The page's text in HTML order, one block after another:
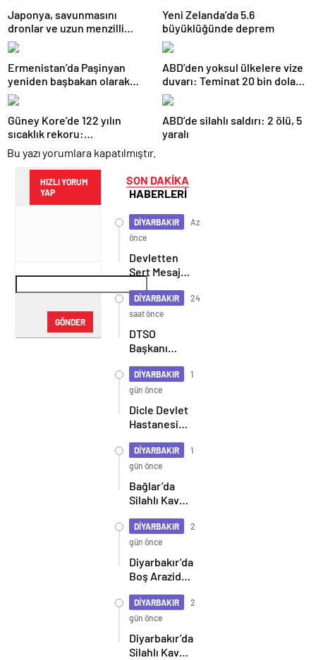
Japonya, savunmasını
dronlar ve uzun menzilli
füzelerle güncelleyeceğini
açıkladı
Yeni Zelanda’da 5.6
büyüklüğünde deprem
Ermenistan’da Paşinyan
yeniden başbakan olarak
atandı
ABD’den yoksul ülkelere vize
duvarı: Teminat 20 bin dolara
çıkarıldı
Güney Kore’de 122 yılın
sıcaklık rekoru:
Termometreler 38,8 dereceyi
gösterdi
ABD’de silahlı saldırı: 2 ölü, 5
yaralı
Bu yazı yorumlara kapatılmıştır.
HIZLI YORUM
YAP
GÖNDER
SON DAKİKA
HABERLERİ
DİYARBAKIR
Az
önce
Devletten
Sert Mesaj:
Bir Durum
Yok!
DİYARBAKIR
24
saat önce
DTSO
Başkanı
yıllık
çatışma
bitiyor,
şimdi
demokratikleşme
ve kalkınma
zamanı
DİYARBAKIR
1
gün önce
Dicle Devlet
Hastanesi
Başladı:
İlçede Sağlık
Hizmetlerinde
Yeni Dönem
DİYARBAKIR
1
gün önce
Bağlar’da
Silahlı Kavga
Sonrası
Operasyon:
4 Ruhsatsız
Tabanca Ele
Geçirildi, 2
Kişi
Tutuklandı
DİYARBAKIR
2
gün önce
Diyarbakır’da
Boş Arazide
Gencin
Cansız
Bedeni
Bulundu
DİYARBAKIR
2
gün önce
Diyarbakır’da
Silahlı Kavga